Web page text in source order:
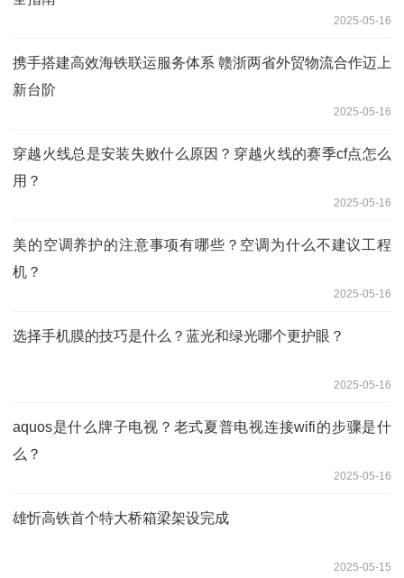
2025-05-16
携手搭建高效海铁联运服务体系 赣浙两省外贸物流合作迈上
新台阶
2025-05-16
穿越火线总是安装失败什么原因？穿越火线的赛季cf点怎么
用？
2025-05-16
美的空调养护的注意事项有哪些？空调为什么不建议工程
机？
2025-05-16
选择手机膜的技巧是什么？蓝光和绿光哪个更护眼？
2025-05-16
aquos是什么牌子电视？老式夏普电视连接wifi的步骤是什
么？
2025-05-16
雄忻高铁首个特大桥箱梁架设完成
2025-05-15